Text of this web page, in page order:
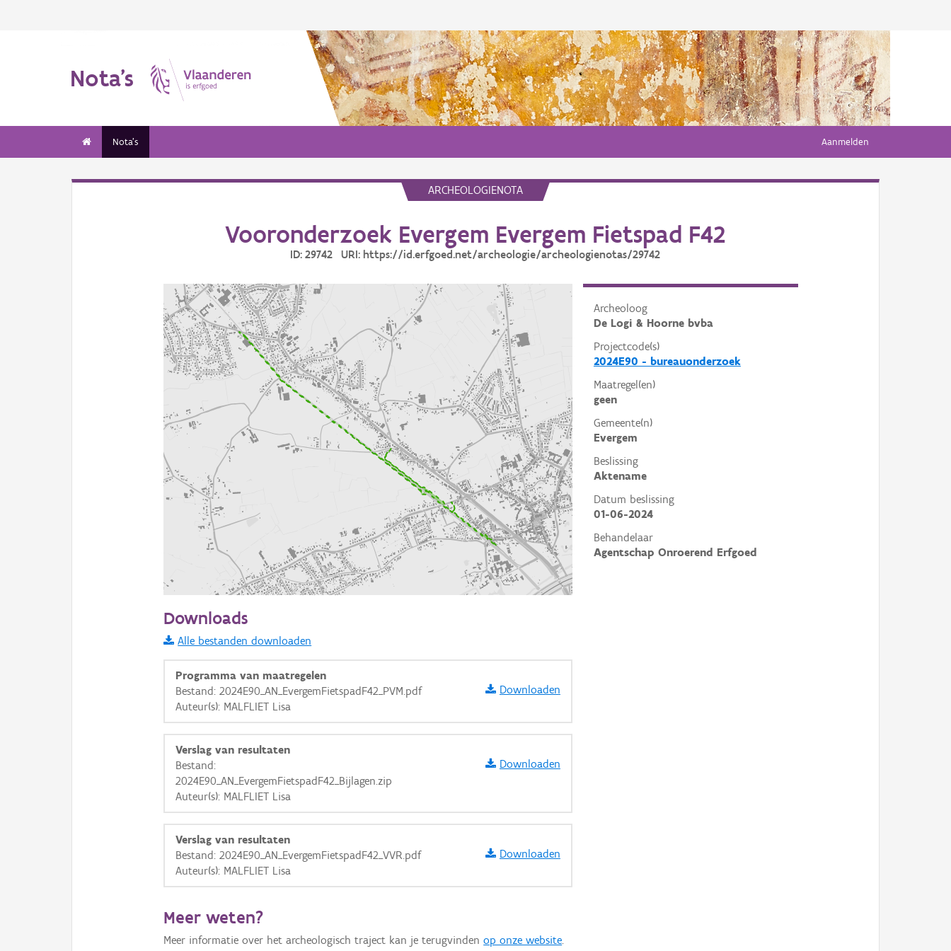
Nota's
Nota's Aanmelden
ARCHEOLOGIENOTA
Vooronderzoek Evergem Evergem Fietspad F42
ID: 29742 URI: https://id.erfgoed.net/archeologie/archeologienotas/29742
Archeoloog
De Logi & Hoorne bvba
Projectcode(s)
2024E90 - bureauonderzoek
Maatregel(en)
geen
Gemeente(n)
Evergem
Beslissing
Aktename
Datum beslissing
01-06-2024
Behandelaar
Agentschap Onroerend Erfgoed
Informatie Vlaanderen
i
+ −
Basis Lagen
OSM-Basiskaart
Ortho
GRB-Basiskaart
GRB-Basiskaart in grijswaarden
Downloads
Alle bestanden downloaden
Programma van maatregelen
Bestand: 2024E90_AN_EvergemFietspadF42_PVM.pdf
Auteur(s): MALFLIET Lisa
Downloaden
Verslag van resultaten
Bestand:
2024E90_AN_EvergemFietspadF42_Bijlagen.zip
Auteur(s): MALFLIET Lisa
Downloaden
Verslag van resultaten
Bestand: 2024E90_AN_EvergemFietspadF42_VVR.pdf
Auteur(s): MALFLIET Lisa
Downloaden
Meer weten?
Meer informatie over het archeologisch traject kan je terugvindenop onze website.